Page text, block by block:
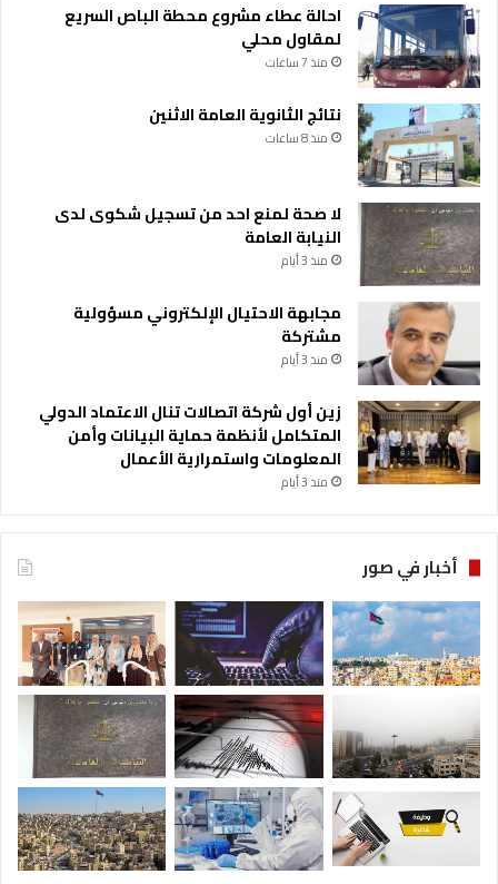
ب
ا
ل
ت
ن
س
ي
ق
م
ع
ا
ل
ج
ت
ا
ل
خ
ت
ص
ة
احالة عطاء مشروع محطة الباص السريع
لمقاول محلي
منذ 7 ساعات
نتائج الثانوية العامة الاثنين
منذ 8 ساعات
لا صحة لمنع احد من تسجيل شكوى لدى
النيابة العامة
منذ 3 أيام
مجابهة الاحتيال الإلكتروني مسؤولية
مشتركة
منذ 3 أيام
زين أول شركة اتصالات تنال الاعتماد الدولي
المتكامل لأنظمة حماية البيانات وأمن
المعلومات واستمرارية الأعمال
منذ 3 أيام
أخبار في صور